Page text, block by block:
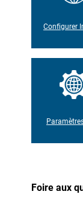
Configurer
Foire aux